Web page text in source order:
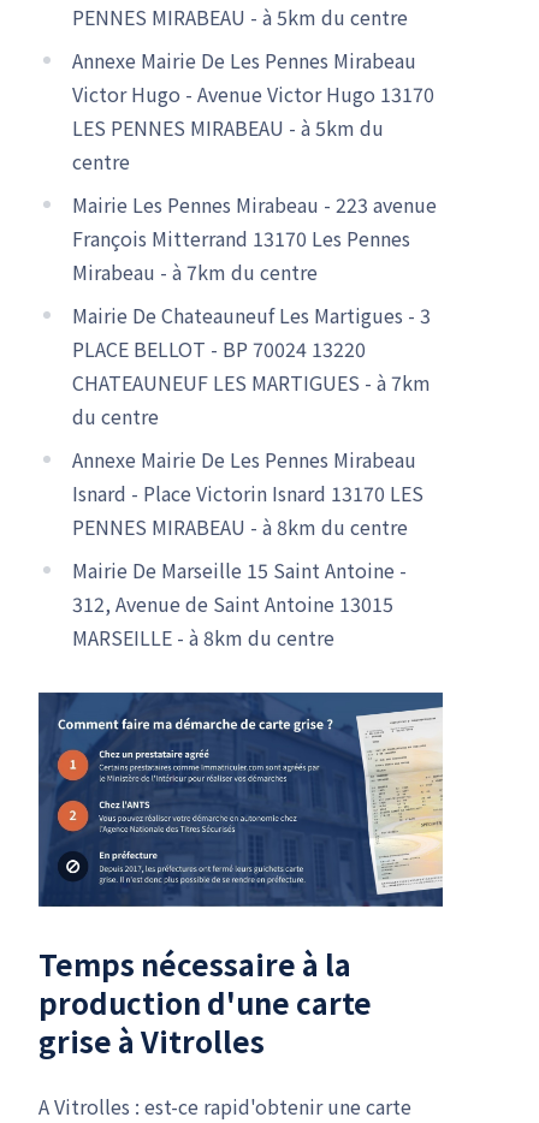
PENNES MIRABEAU - à 5km du centre
Annexe Mairie De Les Pennes Mirabeau
Victor Hugo - Avenue Victor Hugo 13170
LES PENNES MIRABEAU - à 5km du
centre
Mairie Les Pennes Mirabeau - 223 avenue
François Mitterrand 13170 Les Pennes
Mirabeau - à 7km du centre
Mairie De Chateauneuf Les Martigues - 3
PLACE BELLOT - BP 70024 13220
CHATEAUNEUF LES MARTIGUES - à 7km
du centre
Annexe Mairie De Les Pennes Mirabeau
Isnard - Place Victorin Isnard 13170 LES
PENNES MIRABEAU - à 8km du centre
Mairie De Marseille 15 Saint Antoine -
312, Avenue de Saint Antoine 13015
MARSEILLE - à 8km du centre
Temps nécessaire à la
production d'une carte
grise à Vitrolles
A Vitrolles : est-ce rapid'obtenir une carte